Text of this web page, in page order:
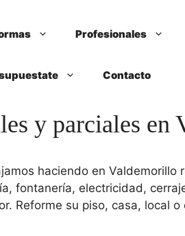
Profesionales
Contacto
y parciales en
haciendo en
fontanería, electricidad,
Reforme su piso, casa, local